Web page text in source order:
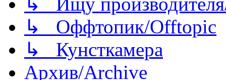
↳ Оффтопик/Offtopic
↳ Кунсткамера
Архив/Archive